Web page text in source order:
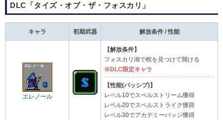
DLC「タイズ・オブ・ザ・フォスカリ」
キャラ 初期武器 解放条件 / 性能
エレノール
【解放条件】
フォスカリ湖で棺を見つけて開ける
※DLC限定キャラ
【性能(パッシブ)】
レベル10でスペルストリーム獲得
レベル20でスペルストライク獲得
レベル30でアカデミーバッジ獲得